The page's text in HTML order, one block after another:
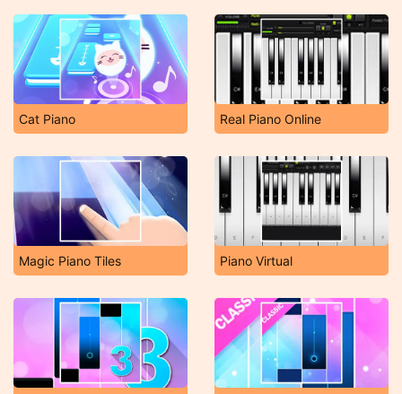
Cat Piano Real Piano Online
Magic Piano Tiles Piano Virtual